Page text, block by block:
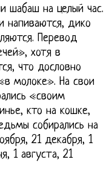
шабаш на целый час.
напиваются, дико
Перевод
хотя в
что дословно
молоке». На свои
«своим
кто на кошке,
собирались на
21 декабря, 1
1 августа, 21